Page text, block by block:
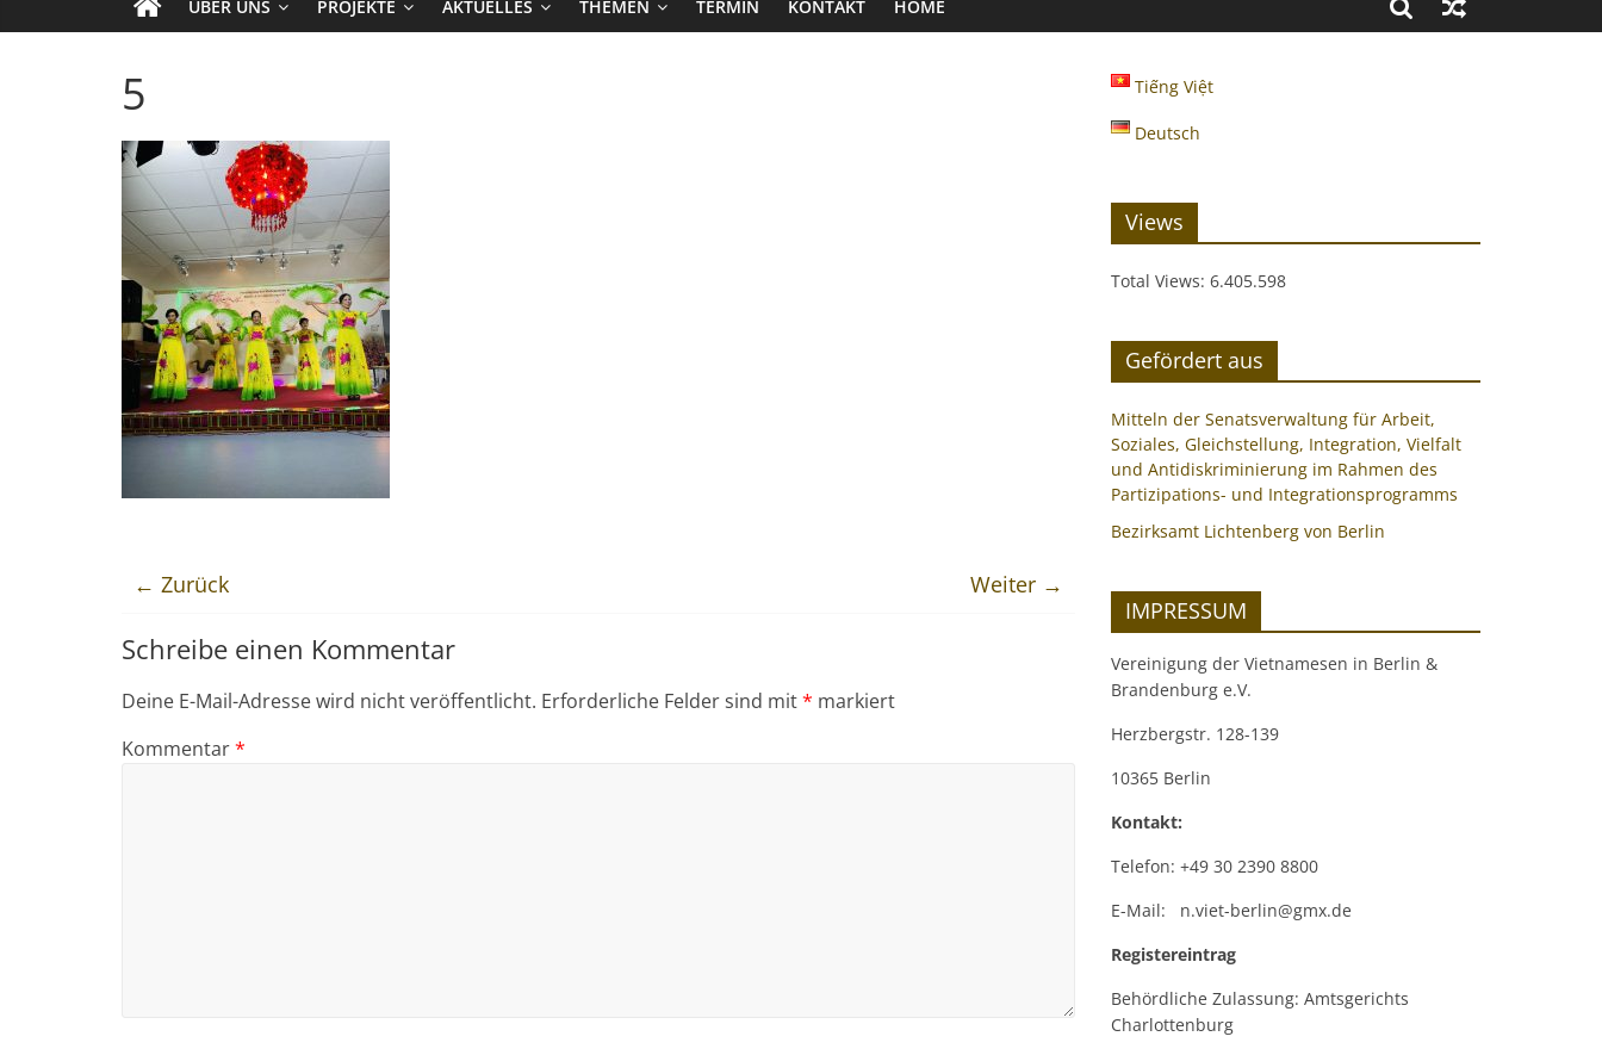
ÜBER UNS PROJEKTE AKTUELLES THEMEN TERMIN KONTAKT HOME
5
← Zurück Weiter →
Schreibe einen Kommentar
Deine E-Mail-Adresse wird nicht veröffentlicht. Erforderliche Felder sind mit* markiert
Kommentar*
Tiếng Việt
Deutsch
Views
Total Views: 6.405.598
Gefördert aus
Mitteln der Senatsverwaltung für Arbeit,
Soziales, Gleichstellung, Integration, Vielfalt
und Antidiskriminierung im Rahmen des
Partizipations- und Integrationsprogramms
Bezirksamt Lichtenberg von Berlin
IMPRESSUM
Vereinigung der Vietnamesen in Berlin &
Brandenburg e.V.
Herzbergstr. 128-139
10365 Berlin
Kontakt:
Telefon: +49 30 2390 8800
E-Mail: n.viet-berlin@gmx.de
Registereintrag
Behördliche Zulassung: Amtsgerichts
Charlottenburg